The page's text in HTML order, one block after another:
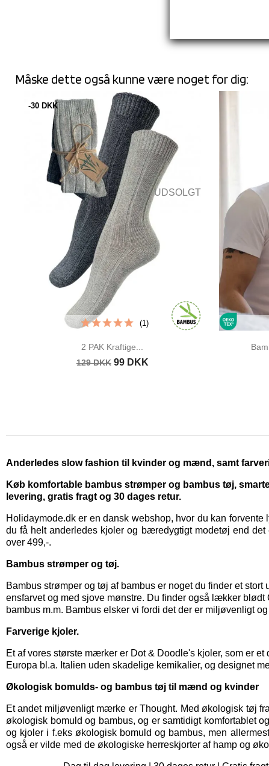
Måske dette også kunne være noget for dig:
UDSOLGT
2 PAK Kraftige...
129 DKK 99 DKK
(1)
-30 DKK
Anderledes slow fashion til kvinder og mænd, samt
Køb komfortable bambus strømper og bambus tøj,
levering, gratis fragt og 30 dages retur.
Holidaymode.dk er en dansk webshop, hvor du kan
du få helt anderledes kjoler og bæredygtigt modetøj end
over 499,-.
Bambus strømper og tøj.
Bambus strømper og tøj af bambus er noget du finder et stort
ensfarvet og med sjove mønstre. Du finder også lækker blødt
bambus m.m. Bambus elsker vi fordi det der er miljøvenligt
Farverige kjoler.
Et af vores største mærker er Dot & Doodle's kjoler, som er et
Europa bl.a. Italien uden skadelige kemikalier, og designet
Økologisk bomulds- og bambus tøj til mænd og kvinder
Et andet miljøvenligt mærke erThought. Med økologisk tøj
økologisk bomuld og bambus, og er samtidigt komfortablet
og kjoler i f.eks økologisk bomuld og bambus, men
også er vilde med de økologiske herreskjorter af hamp og